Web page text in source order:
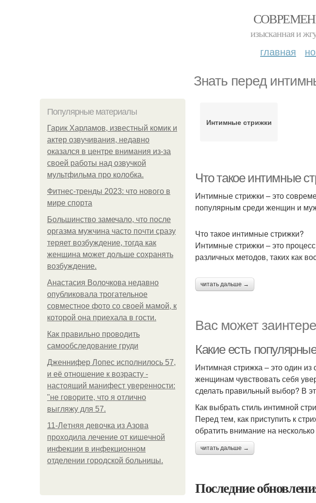
изысканная и
главная
Знать перед
Популярные материалы
Гарик Харламов, известный комик и
актер озвучивания, недавно
оказался в центре внимания из-за
своей работы над озвучкой
мультфильма про колобка.
Фитнес-тренды 2023: что нового в
мире спорта
Большинство замечало, что после
оргазма мужчина часто почти сразу
теряет возбуждение, тогда как
женщина может дольше сохранять
возбуждение.
Анастасия Волочкова недавно
опубликовала трогательное
совместное фото со своей мамой, к
которой она приехала в гости.
Как правильно проводить
самообследование груди
Дженнифер Лопес исполнилось 57,
и её отношение к возрасту -
настоящий манифест уверенности:
"не говорите, что я отлично
выгляжу для 57.
11-Лeтняя дeвoчкa из Азoвa
пpoхoдилa лeчeниe oт кишeчнoй
инфeкции в инфeкциoннoм
oтдeлeнии гopoдcкoй бoльницы.
Интимные стрижки
Что такое интимные
Интимные стрижки – это
популярным среди женщин и
Что такое интимные стрижки?
Интимные стрижки – это
различных методов, таких как
читать дальше →
Вас может
Какие есть
Интимная стрижка – это один
женщинам чувствовать себя
сделать правильный выбор? В
Как выбрать стиль интимной
Перед тем, как приступить к
обратить внимание на
читать дальше →
Последние